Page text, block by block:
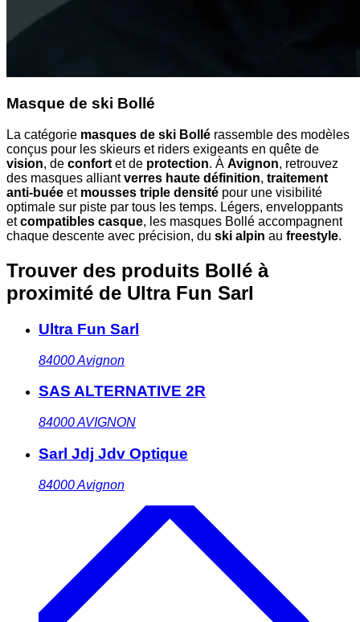
Masque de ski Bollé
La catégorie masques de ski Bollé rassemble des modèles
conçus pour les skieurs et riders exigeants en quête de
vision, de confort et de protection. À Avignon, retrouvez
des masques alliantverres haute définition, traitement
anti-buée et mousses triple densité pour une visibilité
optimale sur piste par tous les temps. Légers, enveloppants
etcompatibles casque, les masques Bollé accompagnent
chaque descente avec précision, du ski alpin au freestyle.
Trouver des produits Bollé à
proximité de Ultra Fun Sarl
Ultra Fun Sarl
84000Avignon
SAS ALTERNATIVE 2R
84000AVIGNON
Sarl Jdj Jdv Optique
84000Avignon